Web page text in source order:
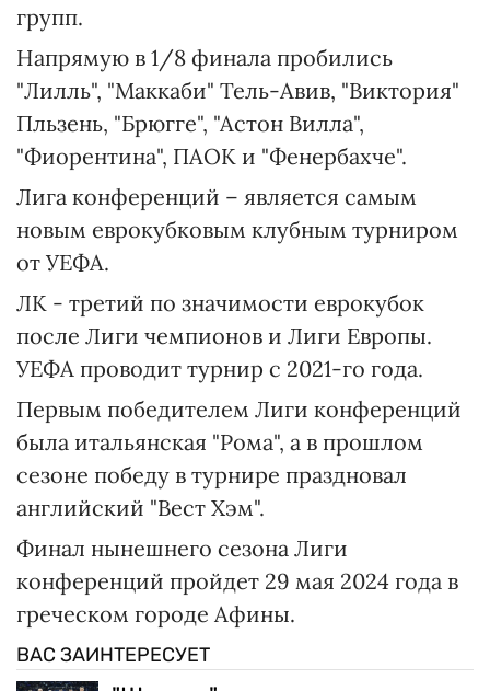
групп.
Напрямую в 1/8 финала пробились
"Лилль", "Маккаби" Тель-Авив, "Виктория"
Пльзень, "Брюгге", "Астон Вилла",
"Фиорентина", ПАОК и "Фенербахче".
Лига конференций – является самым
новым еврокубковым клубным турниром
от УЕФА.
ЛК - третий по значимости еврокубок
после Лиги чемпионов и Лиги Европы.
УЕФА проводит турнир с 2021-го года.
Первым победителем Лиги конференций
была итальянская "Рома", а в прошлом
сезоне победу в турнире праздновал
английский "Вест Хэм".
Финал нынешнего сезона Лиги
конференций пройдет 29 мая 2024 года в
греческом городе Афины.
ВАС ЗАИНТЕРЕСУЕТ